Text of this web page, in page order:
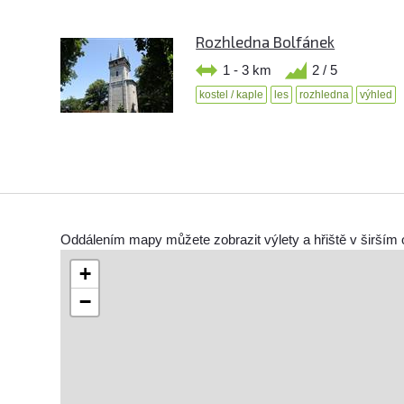
Rozhledna Bolfánek
1 - 3 km 2 / 5
kostel / kaple les rozhledna výhled
Oddálením mapy můžete zobrazit výlety a hřiště v širším
+
−